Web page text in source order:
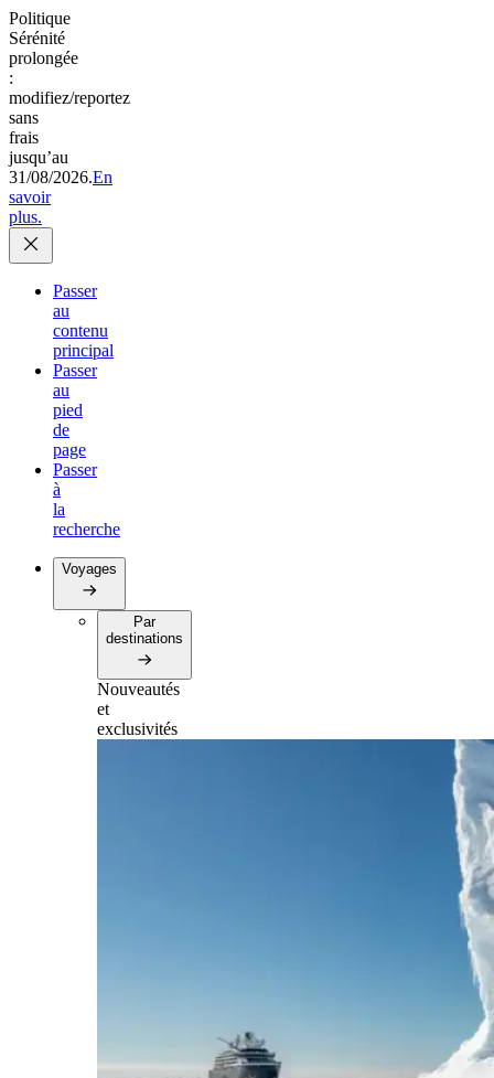
Politique
Sérénité
prolongée
:
modifiez/reportez
sans
frais
jusqu’au
31/08/2026.En
savoir
plus.
Passer
au
contenu
principal
Passer
au
pied
de
page
Passer
à
la
recherche
Voyages
Par
destinations
Nouveautés
et
exclusivités